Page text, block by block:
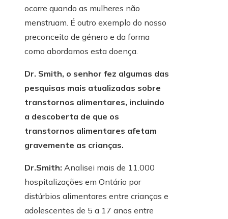
ocorre quando as mulheres não
menstruam. É outro exemplo do nosso
preconceito de género e da forma
como abordamos esta doença.
Dr. Smith, o senhor fez algumas das
pesquisas mais atualizadas sobre
transtornos alimentares, incluindo
a descoberta de que os
transtornos alimentares afetam
gravemente as crianças.
Dr.Smith: Analisei mais de 11.000
hospitalizações em Ontário por
distúrbios alimentares entre crianças e
adolescentes de 5 a 17 anos entre